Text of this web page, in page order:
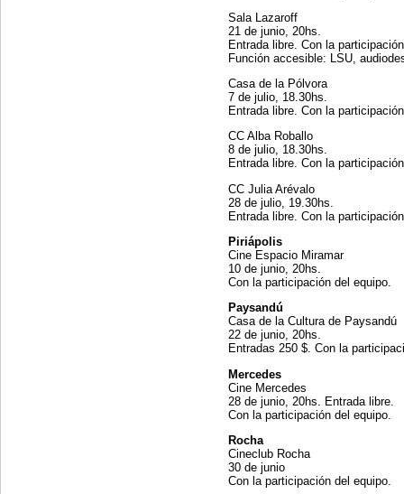
Sala Lazaroff
21 de junio, 20hs.
Entrada libre. Con la
Función accesible: LSU,
Casa de la Pólvora
7 de julio, 18.30hs.
Entrada libre. Con la
CC Alba Roballo
8 de julio, 18.30hs.
Entrada libre. Con la
CC Julia Arévalo
28 de julio, 19.30hs.
Entrada libre. Con la
Piriápolis
Cine Espacio Miramar
10 de junio, 20hs.
Con la participación del equipo.
Paysandú
Casa de la Cultura de Paysandú
22 de junio, 20hs.
Entradas 250 $. Con la
Mercedes
Cine Mercedes
28 de junio, 20hs. Entrada libre.
Con la participación del equipo.
Rocha
Cineclub Rocha
30 de junio
Con la participación del equipo.